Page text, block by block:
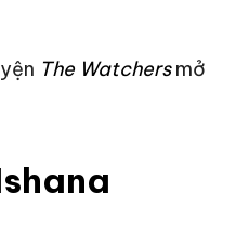
The Watchersmở